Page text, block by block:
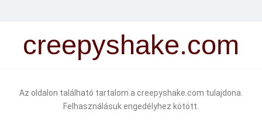
creepyshake.com
Az oldalon található tartalom a creepyshake.com tulajdona.
Felhasználásuk engedélyhez kötött.